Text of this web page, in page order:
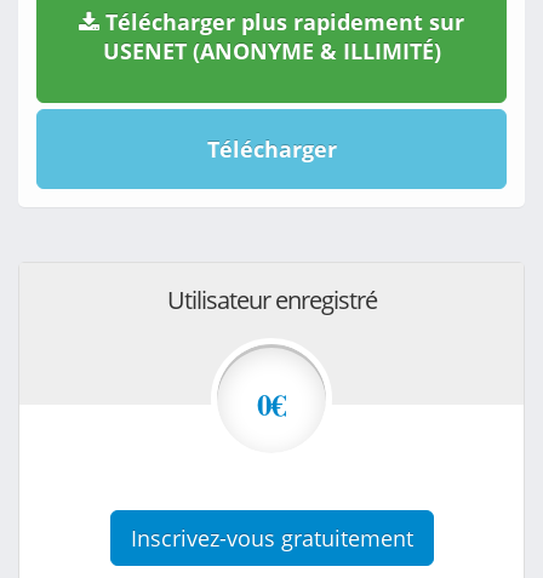
Télécharger plus rapidement sur
USENET (ANONYME & ILLIMITÉ)
Télécharger
Utilisateur enregistré
0€
Inscrivez-vous gratuitement